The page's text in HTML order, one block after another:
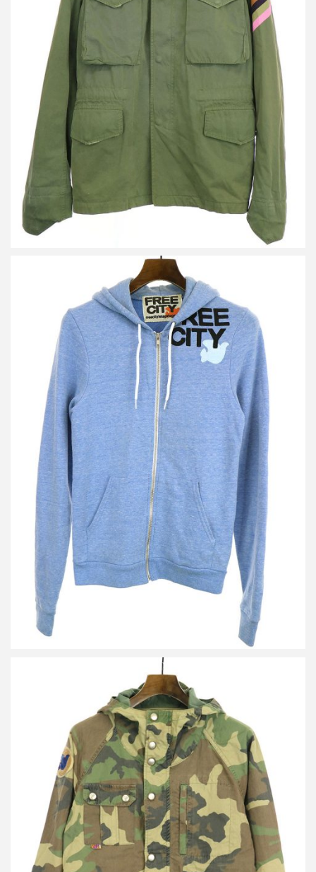
フリーシティ ヴィンテージ加工M65フィールドジャケット
買取金額 5,500円
詳しく見る
フリーシティ×アメリカンアパレル プリントジップアップパーカ
ー
買取金額 2,000円
詳しく見る
フリーシティ 16AW COLOR STRIKE CAMO VINTAGE
MOUNTAIN PARKA カモフラージュ柄マウンテンパーカー
買取金額 7,000円